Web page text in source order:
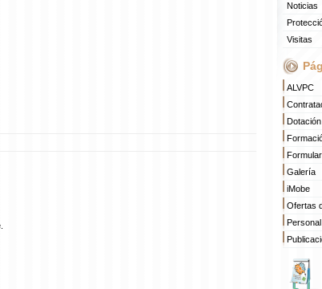
Noticias
Visitas
ALVPC
Dotación
Galería
iMobe
Ofertas
Personal